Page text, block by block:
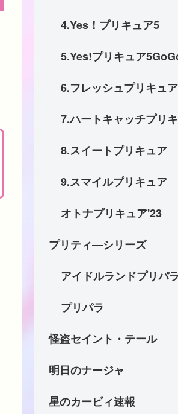
4.Yes！プリキュア5
5.Yes!プリキュア
6.フレッシュプリキュ
7.ハートキャッチプリ
8.スイートプリキュア
9.スマイルプリキュア
オトナプリキュア'23
プリティ―シリーズ
アイドルランドプリパ
プリパラ
怪盗セイント・テール
明日のナージャ
星のカービィ速報